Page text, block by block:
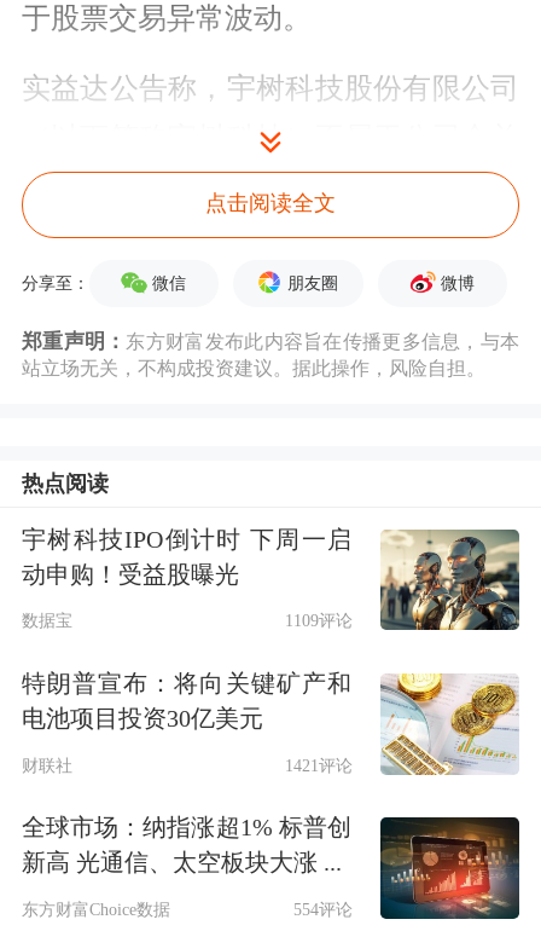
于股票交易异常波动。
实益达公告称，宇树科技股份有限公司
（以下简称宇树科技）不属于公司合并
报表范围，且公司（含合并报表范围内
的控股公司）目前不涉及机器人业务。
6月1日，上交所上市审核委员会审议通
实益达公告称，公司全资子公司持有浙
江容腾创业投资合伙企业（有限合伙）
0.8333%的股份，而浙江容腾创业投资
合伙企业（有限合伙）持有宇树科技
1.1868%的股份。
上述股权穿透后，实益达持有宇树科技
持有宇树科技的股份比例较低，预计对
公司当期主要财务指标的影响较小。
点击阅读全文
分享至： 微信 朋友圈 微博
郑重声明： 东方财富发布此内容旨在传播更多信息，与本
站立场无关，不构成投资建议。据此操作，风险自担。
热点阅读
宇树科技IPO倒计时 下周一启
动申购！受益股曝光
数据宝 1109评论
特朗普宣布：将向关键矿产和
电池项目投资30亿美元
财联社 1421评论
全球市场：纳指涨超1% 标普创
新高 光通信、太空板块大涨 ...
东方财富Choice数据 554评论